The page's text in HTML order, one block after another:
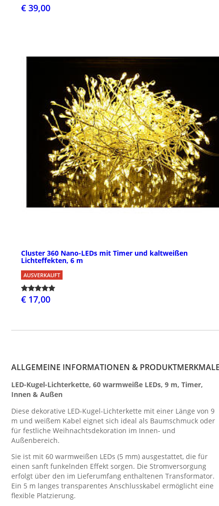
€ 39,00
Cluster 360 Nano-LEDs mit Timer und kaltweißen
Lichteffekten, 6 m
AUSVERKAUFT
€ 17,00
ALLGEMEINE INFORMATIONEN &
LED-Kugel-Lichterkette, 60 warmweiße LEDs, 9 m, Timer,
Innen & Außen
Diese dekorative LED-Kugel-Lichterkette mit einer Länge von 9
m und weißem Kabel eignet sich ideal als Baumschmuck oder
für festliche Weihnachtsdekoration im Innen- und
Außenbereich.
Sie ist mit 60 warmweißen LEDs (5 mm) ausgestattet, die für
einen sanft funkelnden Effekt sorgen. Die Stromversorgung
erfolgt über den im Lieferumfang enthaltenen Transformator.
Ein 5 m langes transparentes Anschlusskabel ermöglicht eine
flexible Platzierung.